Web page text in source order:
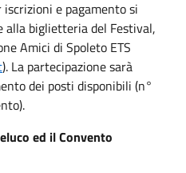
iscrizioni e pagamento si
alla biglietteria del Festival,
Amici di Spoleto ETS
). La partecipazione sarà
dei posti disponibili (n°
ed il Convento